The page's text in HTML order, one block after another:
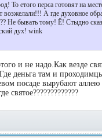
То етого перса готовят на
возжелали!!! А где духовное
Не бывать тому! Ё! Стыдно
дух! wink
и не надо.Как везде
деньга там и
посаде вырубают
святое?????????????